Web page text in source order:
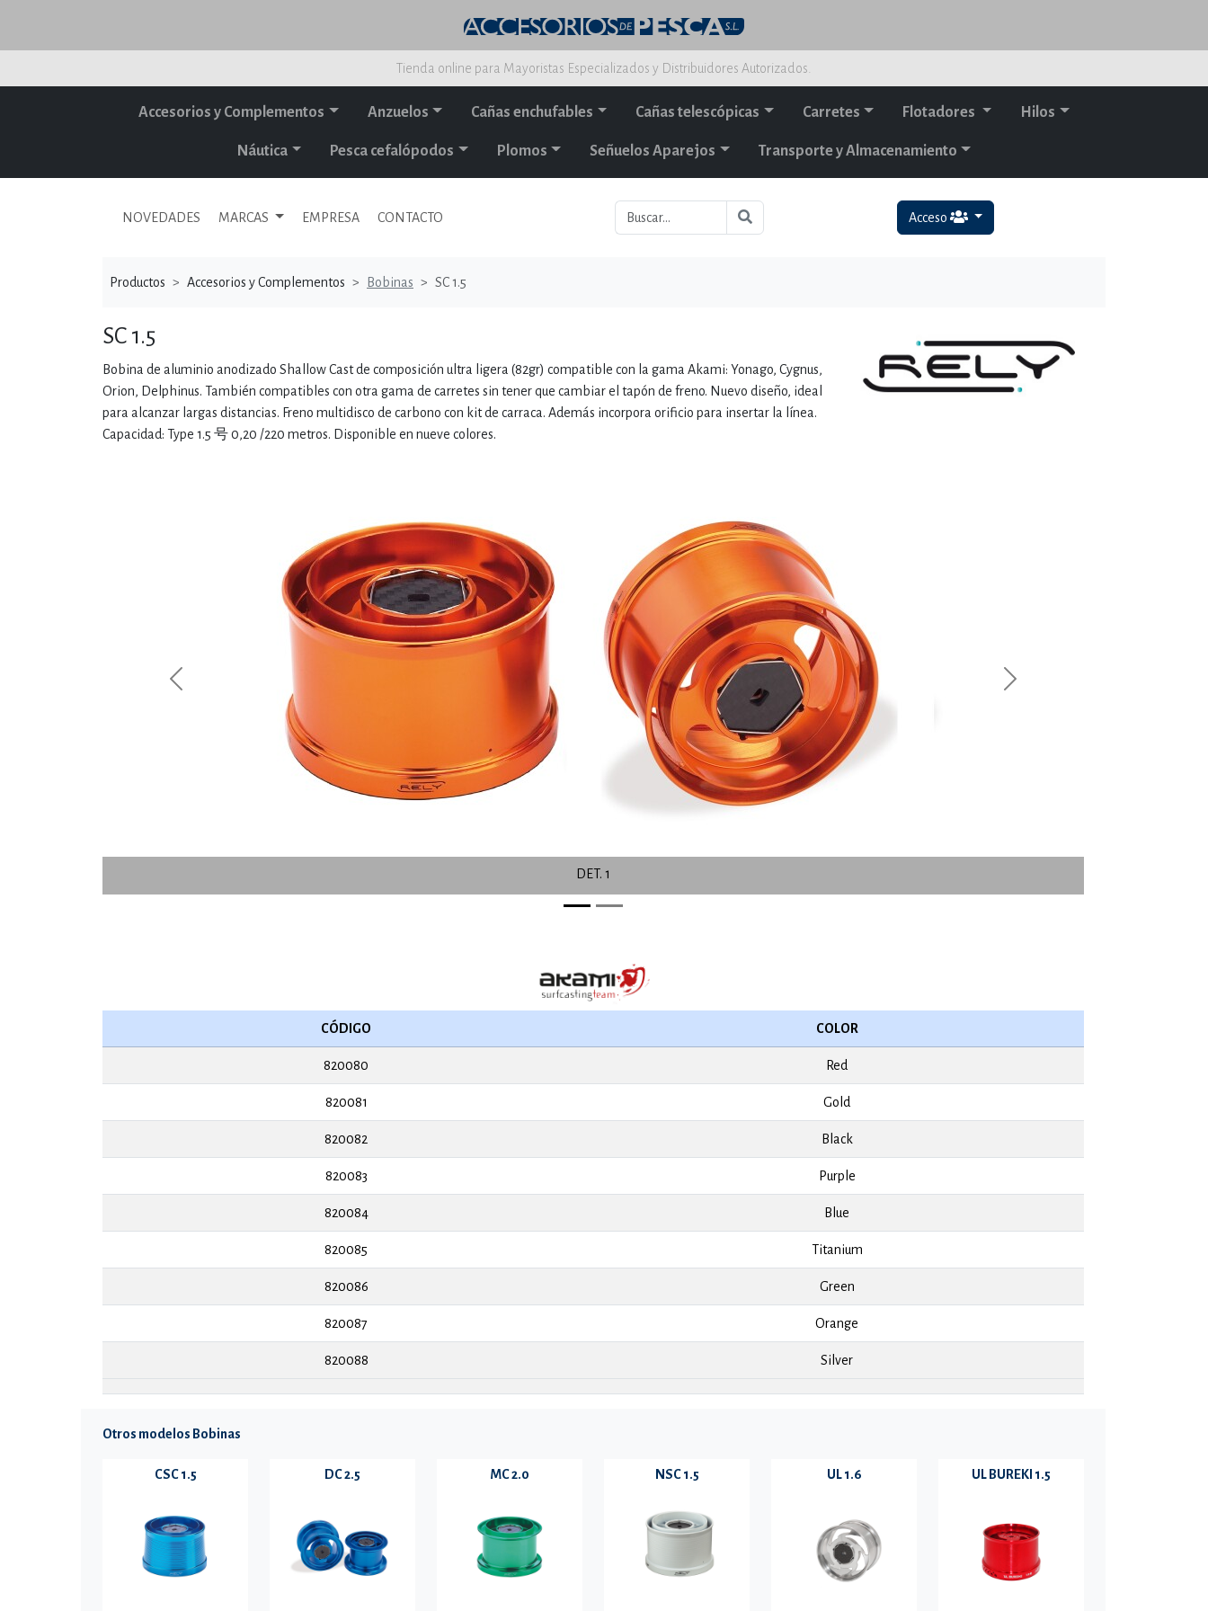
Tienda online para Mayoristas Especializados y Distribuidores Autorizados.
Accesorios y Complementos Anzuelos Cañas enchufables Cañas telescópicas Carretes Flotadores Hilos
Náutica Pesca cefalópodos Plomos Señuelos Aparejos Transporte y Almacenamiento
NOVEDADES MARCAS EMPRESA CONTACTO Acceso
Productos Accesorios y Complementos Bobinas SC 1.5
SC 1.5
Bobina de aluminio anodizado Shallow Cast de composición ultra ligera (82gr) compatible con la gama Akami: Yonago, Cygnus,
Orion, Delphinus. También compatibles con otra gama de carretes sin tener que cambiar el tapón de freno. Nuevo diseño, ideal
para alcanzar largas distancias. Freno multidisco de carbono con kit de carraca. Además incorpora orificio para insertar la línea.
Capacidad: Type 1.5 号 0,20 /220 metros. Disponible en nueve colores.
DET. 1
Previous Next
CÓDIGO COLOR
820080 Red
820081 Gold
820082 Black
820083 Purple
820084 Blue
820085 Titanium
820086 Green
820087 Orange
820088 Silver
Otros modelos Bobinas
CSC 1.5 DC 2.5 MC 2.0 NSC 1.5 UL 1.6 UL BUREKI 1.5